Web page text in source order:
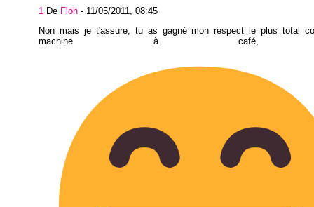
1 De Floh - 11/05/2011, 08:45
Non mais je t'assure, tu as gagné mon respect le plus total
machine à café,